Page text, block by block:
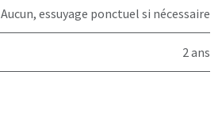
Aucun, essuyage ponctuel si nécessaire
2 ans